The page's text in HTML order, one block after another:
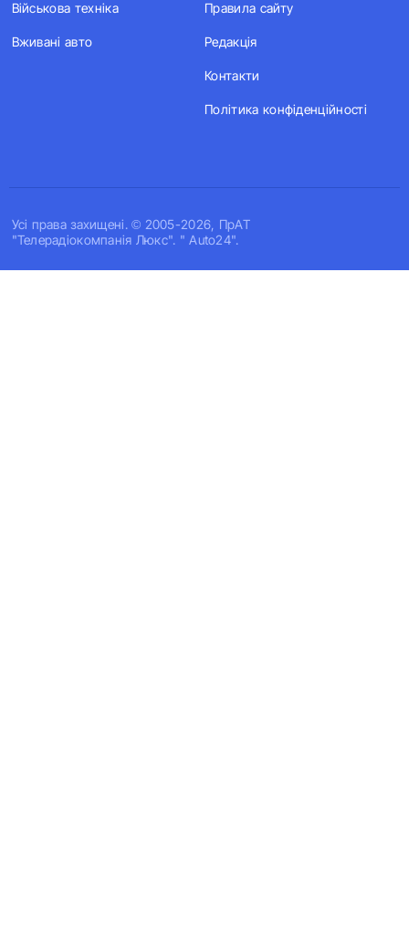
Усi права захищенi. © 2005-2026, ПрАТ
"Телерадіокомпанія Люкс". " Auto24".
Військова техніка
Вживані авто
Правила сайту
Редакція
Контакти
Політика конфіденційності